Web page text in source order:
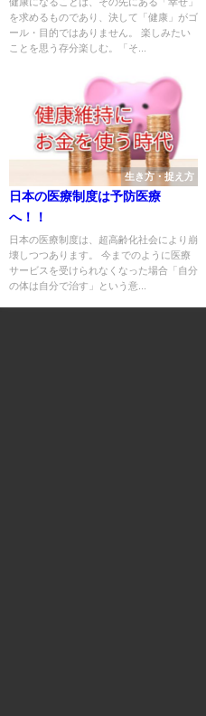
を求めるものであり、決して「健康」がゴ
ール・目的ではありません。 楽しみたい
ことを思う存分楽しむ。「そ...
生き方・捉え方
日本の医療制度は予防医療
へ！！
日本の医療制度は、超高齢化社会により崩
壊しつつあります。 今までのように医療
サービスを受けられなくなった場合「自分
の体は自分で治す」という意...